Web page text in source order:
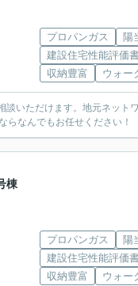
プロパンガス
陽
建設住宅性能評価
収納豊富
ウォー
いただけます。地元ネット
らなんでもお任せください！
棟
プロパンガス
陽
建設住宅性能評価
収納豊富
ウォー